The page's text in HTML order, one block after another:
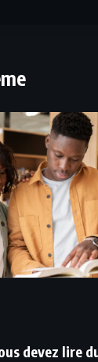
devez lire